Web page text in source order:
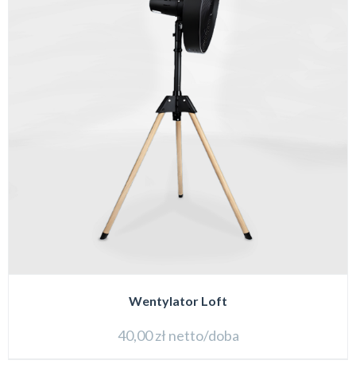
Wentylator Loft
40,00zł netto/doba